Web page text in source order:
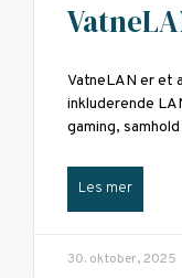
VatneLAN er et
inkluderende
gaming,
Les mer
30. oktober, 2025